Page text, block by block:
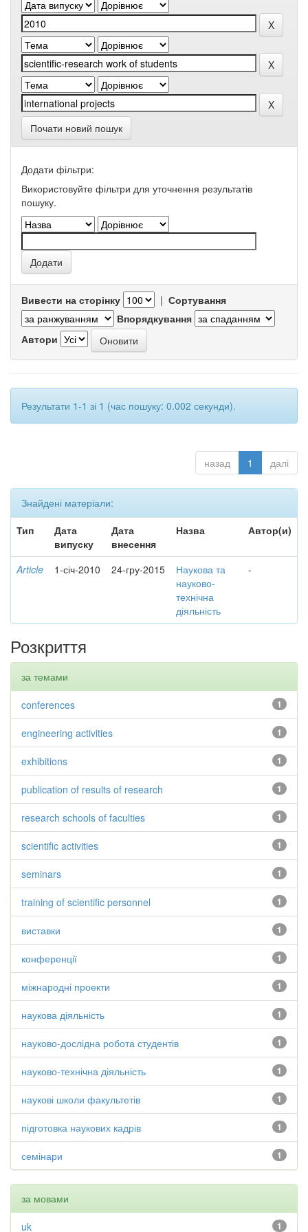
Почати новий пошук
Додати фільтри:
Використовуйте фільтри для уточнення результатів
пошуку.
Вивести на сторінку | Сортування
Впорядкування
Автори
Результати 1-1 зі 1 (час пошуку: 0.002 секунди).
назад 1 далі
Знайдені матеріали:
Тип
Дата
випуску
Дата
внесення
Назва Автор(и)
Article 1-січ-2010 24-гру-2015
Наукова та
науково-
технічна
діяльність
-
Розкриття
за темами
1
conferences
1
engineering activities
1
exhibitions
1
publication of results of research
1
research schools of faculties
1
scientific activities
1
seminars
1
training of scientific personnel
1
виставки
1
конференції
1
міжнародні проекти
1
наукова діяльність
1
науково-дослідна робота студентів
1
науково-технічна діяльність
1
наукові школи факультетів
1
підготовка наукових кадрів
1
семінари
за мовами
1
uk